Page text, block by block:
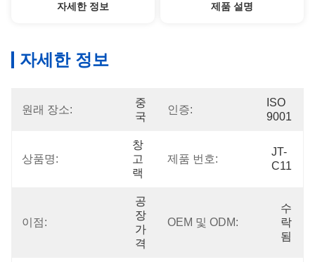
자세한 정보 제품 설명
자세한 정보
원래 장소:
중
국
인증:
ISO
9001
상품명:
창
고
랙
제품 번호:
JT-
C11
이점:
공
장
가
격
OEM 및 ODM:
수
락
됨